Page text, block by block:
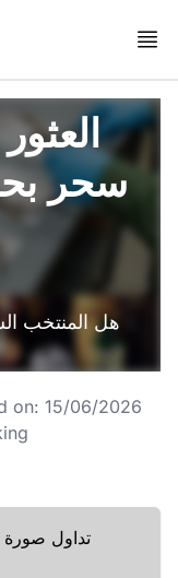
سحر
هل المنتخب
on: 15/06/2026
تداول صورة